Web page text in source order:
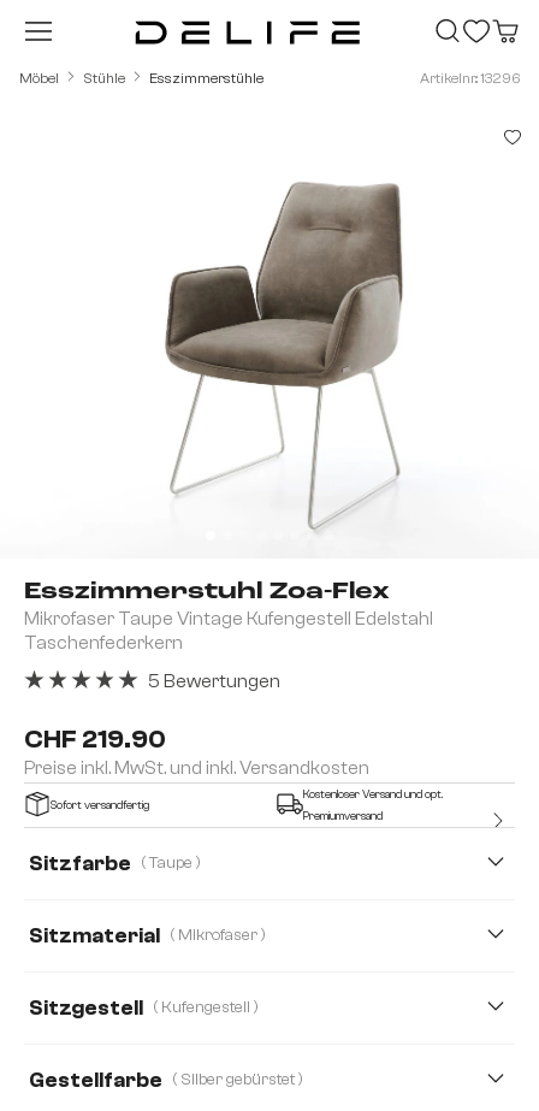
Zum Hauptinhalt springen
Möbel Stühle Esszimmerstühle Artikelnr.: 13296
Esszimmerstuhl Zoa-Flex
Mikrofaser Taupe Vintage Kufengestell Edelstahl
Taschenfederkern
CHF 219.90
Preise inkl. MwSt. und inkl. Versandkosten
5 Bewertungen
Sofort versandfertig
Kostenloser Versand und opt.
Premiumversand
Sitzfarbe ( Taupe )
Sitzmaterial ( Mikrofaser )
Mikrofaser/Bouclé Plüsch
Sitzgestell ( Kufengestell )
Gestellfarbe ( Silber gebürstet )